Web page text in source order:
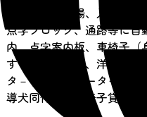
身障者用駐車場、入口にス
点字ブロック、通路等に自
内、点字案内板、車椅子
すりつき小便器、洋式便器
タ－・エスカレーター、車
導犬同伴可、車椅子貸出し